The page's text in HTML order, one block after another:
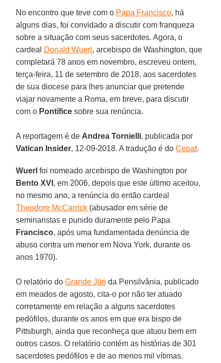
No encontro que teve com o Papa Francisco, há
alguns dias, foi convidado a discutir com franqueza
sobre a situação com seus sacerdotes. Agora, o
cardeal Donald Wuerl , arcebispo de Washington, que
completará 78 anos em novembro, escreveu ontem,
terça-feira, 11 de setembro de 2018, aos sacerdotes
de sua diocese para lhes anunciar que pretende
viajar novamente a Roma, em breve, para discutir
com o Pontífice sobre sua renúncia.
A reportagem é de Andrea Tornielli, publicada por
Vatican Insider, 12-09-2018. A tradução é doCepat.
Wuerl foi nomeado arcebispo de Washington por
Bento XVI , em 2006, depois que este último aceitou,
no mesmo ano, a renúncia do então cardeal
Theodore McCarrick (abusador em série de
seminaristas e punido duramente pelo Papa
Francisco, após uma fundamentada denúncia de
abuso contra um menor em Nova York, durante os
anos 1970).
O relatório doGrande Júri da Pensilvânia, publicado
em meados de agosto, cita-o por não ter atuado
corretamente em relação a alguns sacerdotes
pedófilos, durante os anos em que era bispo de
Pittsburgh, ainda que reconheça que atuou bem em
outros casos. O relatório contém as histórias de 301
sacerdotes pedófilos e de ao menos mil vítimas.